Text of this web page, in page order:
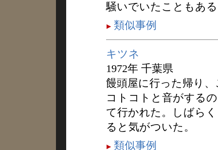
騒いでいたこともあ
類似事例
キツネ
1972年 千葉県
饅頭屋に行った帰り
コトコトと音がする
て行かれた。しばら
ると気がついた。
類似事例